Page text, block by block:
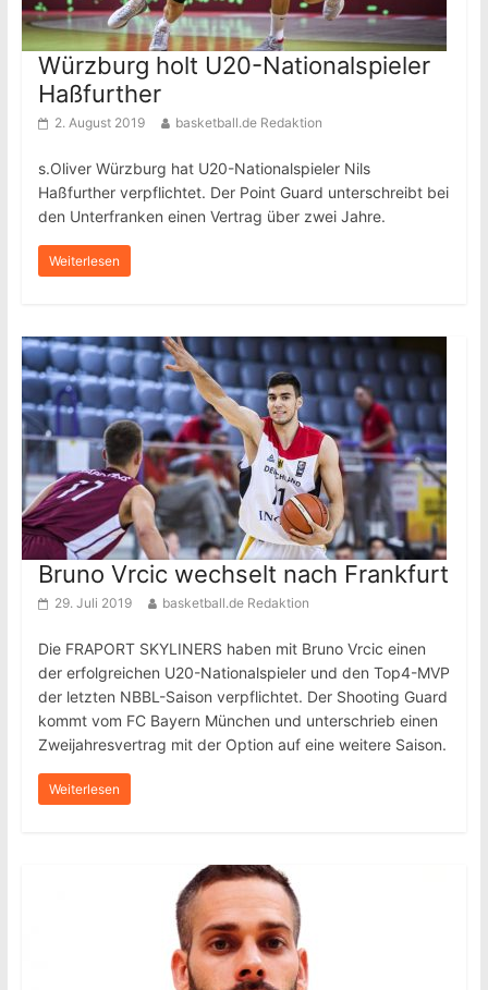
Würzburg holt U20-Nationalspieler
Haßfurther
2. August 2019 basketball.de Redaktion
s.Oliver Würzburg hat U20-Nationalspieler Nils
Haßfurther verpflichtet. Der Point Guard unterschreibt bei
den Unterfranken einen Vertrag über zwei Jahre.
Weiterlesen
Bruno Vrcic wechselt nach Frankfurt
29. Juli 2019 basketball.de Redaktion
Die FRAPORT SKYLINERS haben mit Bruno Vrcic einen
der erfolgreichen U20-Nationalspieler und den Top4-MVP
der letzten NBBL-Saison verpflichtet. Der Shooting Guard
kommt vom FC Bayern München und unterschrieb einen
Zweijahresvertrag mit der Option auf eine weitere Saison.
Weiterlesen